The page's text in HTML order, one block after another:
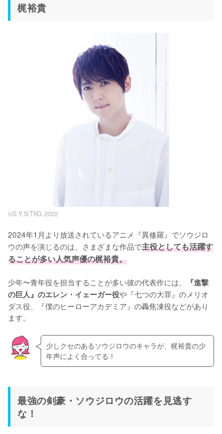
梶裕貴
©S.Y,S/TKG 2022
2024年1月より放送されているアニメ『異修羅』でソウジロ
ウの声を演じるのは、さまざまな作品で主役としても活躍す
ることが多い人気声優の梶裕貴。
少年〜青年役を担当することが多い彼の代表作には、
『進撃
の巨人』のエレン・イェーガー役や『七つの大罪』のメリオ
ダス役、『僕のヒーローアカデミア』の轟焦凍役などがあり
ます。
少しクセのあるソウジロウのキャラが、梶裕貴の少
年声によく合ってる！
最強の剣豪・ソウジロウの活躍を見逃す
な！